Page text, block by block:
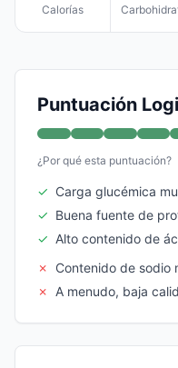
Calorías
Puntuación
¿Por qué esta puntuación?
✓ Carga glucémica
✓ Buena fuente de
✓ Alto contenido de
✗
Contenido de sodio
✗
A menudo, baja